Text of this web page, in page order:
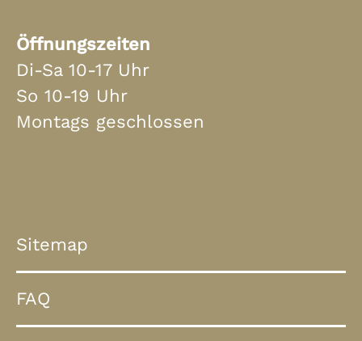
Öffnungszeiten
Di-Sa 10-17 Uhr
So 10-19 Uhr
Montags geschlossen
Sitemap
FAQ